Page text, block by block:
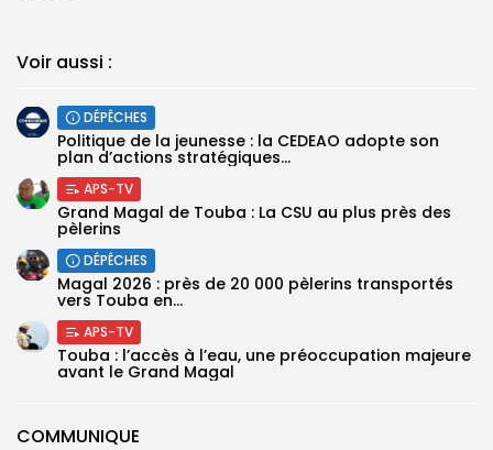
COMMUNIQUE
Voir aussi :
DÉPÊCHES
Politique de la jeunesse : la CEDEAO adopte son
plan d’actions stratégiques...
APS-TV
Grand Magal de Touba : La CSU au plus près des
pèlerins
DÉPÊCHES
Magal 2026 : près de 20 000 pèlerins transportés
vers Touba en...
APS-TV
Touba : l’accès à l’eau, une préoccupation majeure
avant le Grand Magal